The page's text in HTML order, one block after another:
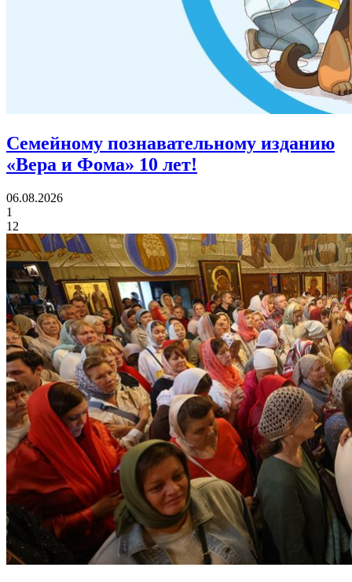
Семейному познавательному изданию
«Вера и Фома» 10 лет!
06.08.2026
1
12